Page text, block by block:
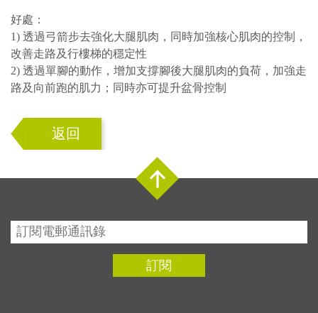
好處：
1) 透過弓箭步去強化大腿肌肉，同時加強核心肌肉的控制，
改善走路及行樓梯的穩定性
2) 透過單腳的動作，增加支撐腳後大腿肌肉的負荷，加強走
路及向前跑的肌力；同時亦可提升盆骨控制
返回
訂閱